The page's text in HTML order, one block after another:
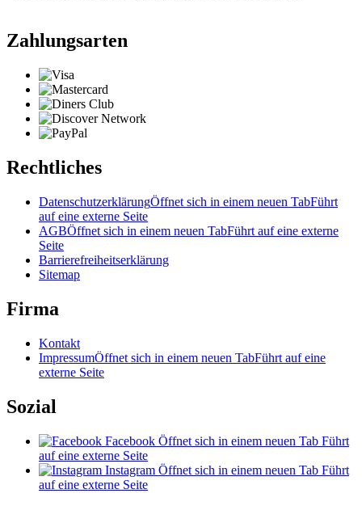
Zahlungsarten
Rechtliches
DatenschutzerklärungÖffnet sich in einem neuen TabFührt
auf eine externe Seite
AGBÖffnet sich in einem neuen TabFührt auf eine externe
Seite
Barrierefreiheitserklärung
Sitemap
Firma
Kontakt
ImpressumÖffnet sich in einem neuen TabFührt auf eine
externe Seite
Sozial
Facebook Öffnet sich in einem neuen Tab Führt
auf eine externe Seite
Instagram Öffnet sich in einem neuen Tab Führt
auf eine externe Seite